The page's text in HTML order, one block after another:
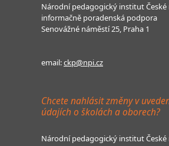
Národní pedagogický institut
informačně poradenská podpora
Senovážné náměstí 25, Praha 1
email:ckp@npi.cz
Chcete nahlásit změny v
údajích o školách a oborech?
Národní pedagogický institut